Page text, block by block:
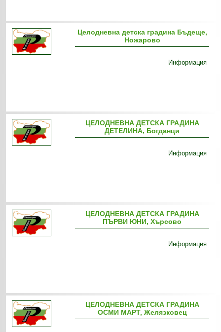
Целодневна детска градина Бъдеще,
Ножарово
Информация
ЦЕЛОДНЕВНА ДЕТСКА ГРАДИНА
ДЕТЕЛИНА, Богданци
Информация
ЦЕЛОДНЕВНА ДЕТСКА ГРАДИНА
ПЪРВИ ЮНИ, Хърсово
Информация
ЦЕЛОДНЕВНА ДЕТСКА ГРАДИНА
ОСМИ МАРТ, Желязковец